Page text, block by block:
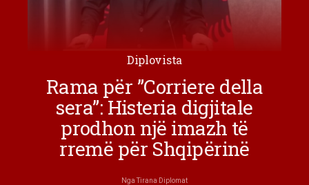
Diplovista
Rama për ”Corriere della
sera”: Histeria digjitale
prodhon një imazh të
rremë për Shqipërinë
NgaTirana Diplomat